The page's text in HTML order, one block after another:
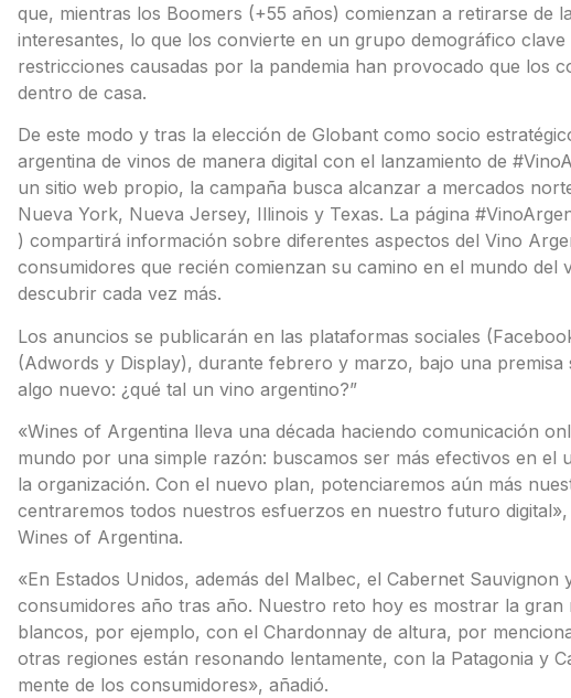
que, mientras los Boomers (+55 años) comienzan a retirarse de
interesantes, lo que los convierte en un grupo demográfico
restricciones causadas por la pandemia han provocado que los
dentro de casa.
De este modo y tras la elección de Globant como socio
argentina de vinos de manera digital con el lanzamiento de
un sitio web propio, la campaña busca alcanzar a mercados
Nueva York, Nueva Jersey, Illinois y Texas. La página
) compartirá información sobre diferentes aspectos del Vino
consumidores que recién comienzan su camino en el mundo del
descubrir cada vez más.
Los anuncios se publicarán en las plataformas sociales
(Adwords y Display), durante febrero y marzo, bajo una
algo nuevo: ¿qué tal un vino argentino?”
«Wines of Argentina lleva una década haciendo comunicación
mundo por una simple razón: buscamos ser más efectivos en
la organización. Con el nuevo plan, potenciaremos aún más
centraremos todos nuestros esfuerzos en nuestro futuro
Wines of Argentina.
«En Estados Unidos, además del Malbec, el Cabernet
consumidores año tras año. Nuestro reto hoy es mostrar la
blancos, por ejemplo, con el Chardonnay de altura, por
otras regiones están resonando lentamente, con la Patagonia y
mente de los consumidores», añadió.